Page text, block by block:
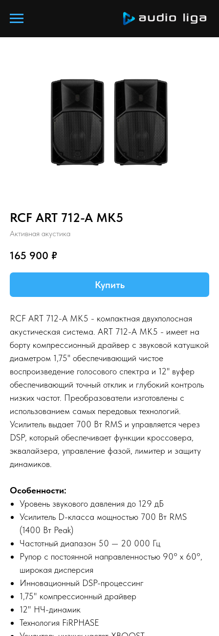
RCF ART 712-A MK5
Активная акустика
165 900 ₽
Купить
RCF ART 712-A MK5 - компактная двухполосная
акустическая система. ART 712-A MK5 - имеет на
борту компрессионный драйвер с звуковой катушкой
диаметром 1,75'' обеспечивающий чистое
воспроизведение голосового спектра и 12'' вуфер
обеспечивающий точный отклик и глубокий контроль
низких частот. Преобразователи изготовлены с
использованием самых передовых технологий.
Усилитель выдает 700 Вт RMS и управляется через
DSP, который обеспечивает функции кроссовера,
эквалайзера, управление фазой, лимитер и защиту
динамиков.
Особенности:
Уровень звукового давления до 129 дБ
Усилитель D-класса мощностью 700 Вт RMS
(1400 Вт Peak)
Частотный диапазон 50 — 20 000 Гц
Рупор с постоянной направленностью 90° x 60°,
широкая дисперсия
Инновационный DSP-процессинг
1,75" компрессионный драйвер
12" НЧ-динамик
Технология FiRPHASE